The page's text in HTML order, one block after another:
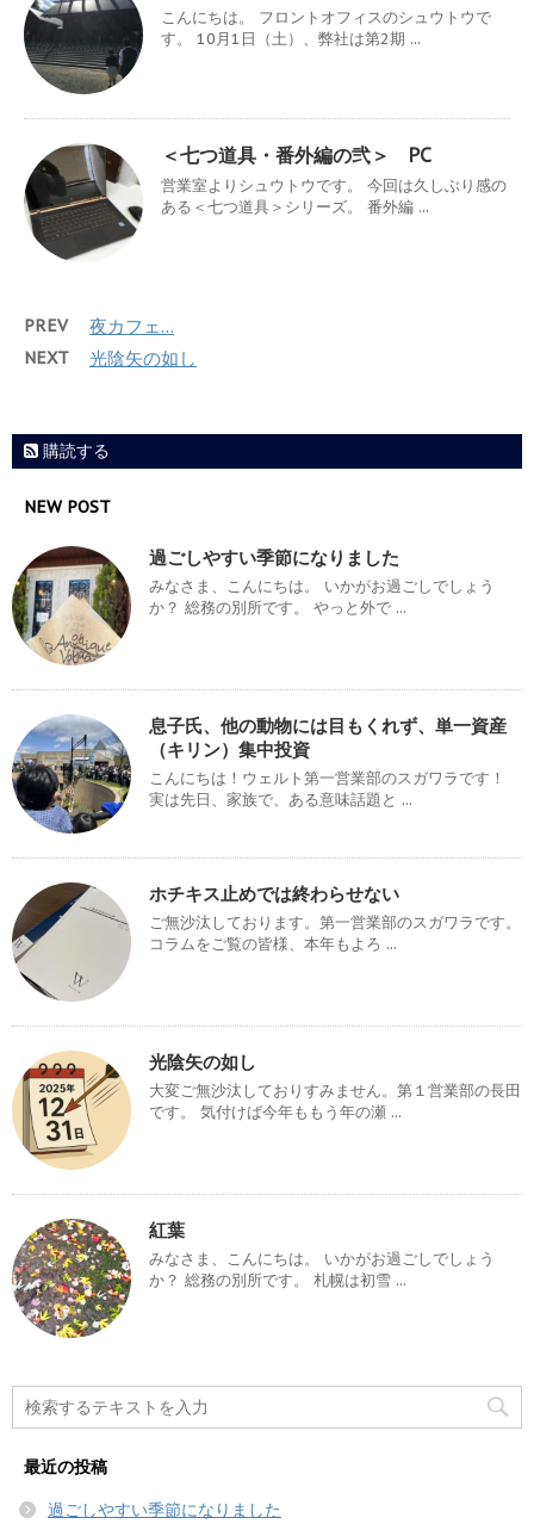
こんにちは。 フロントオフィスのシュウトウで
す。 10月1日（土）、弊社は第2期 ...
＜七つ道具・番外編の弐＞ PC
営業室よりシュウトウです。 今回は久しぶり感の
ある＜七つ道具＞シリーズ。 番外編 ...
PREV 夜カフェ…
NEXT 光陰矢の如し
購読する
NEW POST
過ごしやすい季節になりました
みなさま、こんにちは。 いかがお過ごしでしょう
か？ 総務の別所です。 やっと外で ...
息子氏、他の動物には目もくれず、単一資産
（キリン）集中投資
こんにちは！ウェルト第一営業部のスガワラです！
実は先日、家族で、ある意味話題と ...
ホチキス止めでは終わらせない
ご無沙汰しております。第一営業部のスガワラです。
コラムをご覧の皆様、本年もよろ ...
光陰矢の如し
大変ご無沙汰しておりすみません。第１営業部の長田
です。 気付けば今年ももう年の瀬 ...
紅葉
みなさま、こんにちは。 いかがお過ごしでしょう
か？ 総務の別所です。 札幌は初雪 ...
最近の投稿
過ごしやすい季節になりました